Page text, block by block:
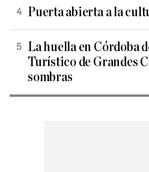
Puerta abierta a la
La huella en Córdoba
Turístico de Grandes
sombras